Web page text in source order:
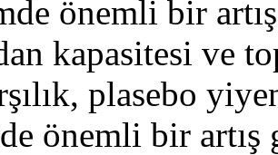
önemli bir
kapasitesi ve
plasebo
önemli bir artış